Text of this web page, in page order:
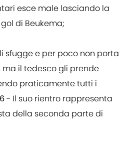
esce male lasciando la
di Beukema;
sfugge e per poco non porta
il tedesco gli prende
praticamente tutti i
- Il suo rientro rappresenta
della seconda parte di